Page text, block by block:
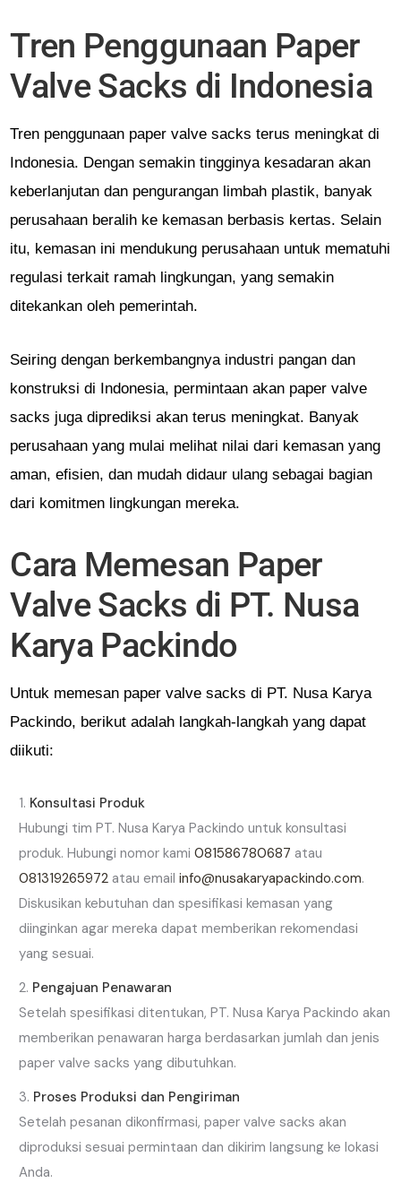
Tren Penggunaan Paper
Valve Sacks di Indonesia
Tren penggunaan paper valve sacks terus meningkat di
Indonesia. Dengan semakin tingginya kesadaran akan
keberlanjutan dan pengurangan limbah plastik, banyak
perusahaan beralih ke kemasan berbasis kertas. Selain
itu, kemasan ini mendukung perusahaan untuk mematuhi
regulasi terkait ramah lingkungan, yang semakin
ditekankan oleh pemerintah.
Seiring dengan berkembangnya industri pangan dan
konstruksi di Indonesia, permintaan akan paper valve
sacks juga diprediksi akan terus meningkat. Banyak
perusahaan yang mulai melihat nilai dari kemasan yang
aman, efisien, dan mudah didaur ulang sebagai bagian
dari komitmen lingkungan mereka.
Cara Memesan Paper
Valve Sacks di PT. Nusa
Karya Packindo
Untuk memesan paper valve sacks di PT. Nusa Karya
Packindo, berikut adalah langkah-langkah yang dapat
diikuti:
Konsultasi Produk
Hubungi tim PT. Nusa Karya Packindo untuk konsultasi
produk. Hubungi nomor kami081586780687 atau
081319265972 atau emailinfo@nusakaryapackindo.com.
Diskusikan kebutuhan dan spesifikasi kemasan yang
diinginkan agar mereka dapat memberikan rekomendasi
yang sesuai.
Pengajuan Penawaran
Setelah spesifikasi ditentukan, PT. Nusa Karya Packindo akan
memberikan penawaran harga berdasarkan jumlah dan jenis
paper valve sacks yang dibutuhkan.
Proses Produksi dan Pengiriman
Setelah pesanan dikonfirmasi, paper valve sacks akan
diproduksi sesuai permintaan dan dikirim langsung ke lokasi
Anda.